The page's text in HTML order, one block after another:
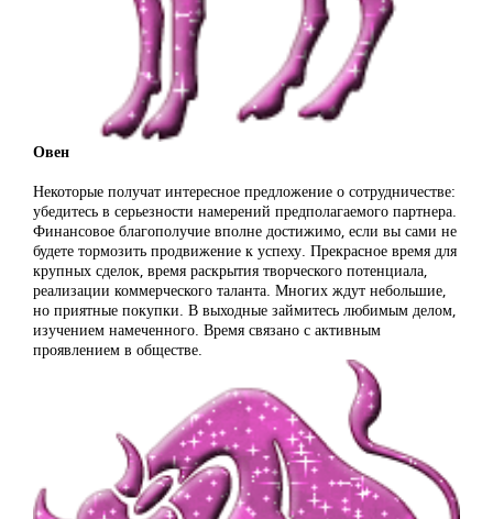
Овен
Некоторые получат интересное предложение о сотрудничестве:
убедитесь в серьезности намерений предполагаемого партнера.
Финансовое благополучие вполне достижимо, если вы сами не
будете тормозить продвижение к успеху. Прекрасное время для
крупных сделок, время раскрытия творческого потенциала,
реализации коммерческого таланта. Многих ждут небольшие,
но приятные покупки. В выходные займитесь любимым делом,
изучением намеченного. Время связано с активным
проявлением в обществе.